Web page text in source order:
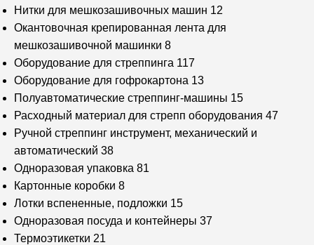
Нитки для мешкозашивочных машин 12
Окантовочная крепированная лента для
мешкозашивочной машинки 8
Оборудование для стреппинга 117
Оборудование для гофрокартона 13
Полуавтоматические стреппинг-машины 15
Расходный материал для стрепп оборудования 47
Ручной стреппинг инструмент, механический и
автоматический 38
Одноразовая упаковка 81
Картонные коробки 8
Лотки вспененные, подложки 15
Одноразовая посуда и контейнеры 37
Термоэтикетки 21